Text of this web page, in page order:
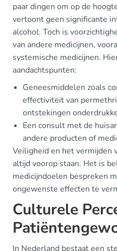
paar dingen om op de
vertoont geen significante
alcohol. Toch is
van andere medicijnen,
systemische medicijnen.
aandachtspunten:
Geneesmiddelen zoals
effectiviteit van
ontstekingen
Een consult met de
andere producten of
Veiligheid en het vermijden
altijd voorop staan. Het is
medicijndoelen bespreken
ongewenste effecten te
Culturele
In Nederland bestaat een